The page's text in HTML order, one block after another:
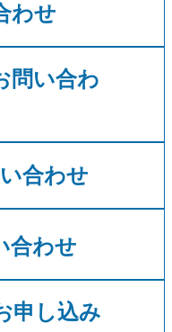
わせ
問い合わ
合わせ
合わせ
申し込み